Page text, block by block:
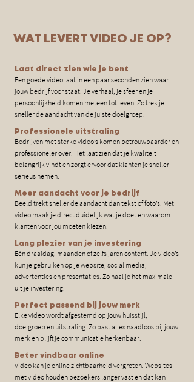
WAT LEVERT VIDEO JE OP?
Laat direct zien wie je bent
Een goede video laat in een paar seconden zien waar
jouw bedrijf voor staat. Je verhaal, je sfeer en je
persoonlijkheid komen meteen tot leven. Zo trek je
sneller de aandacht van de juiste doelgroep.
Professionele uitstraling
Bedrijven met sterke video’s komen betrouwbaarder en
professioneler over. Het laat zien dat je kwaliteit
belangrijk vindt en zorgt ervoor dat klanten je sneller
serieus nemen.
Meer aandacht voor je bedrijf
Beeld trekt sneller de aandacht dan tekst of foto’s. Met
video maak je direct duidelijk wat je doet en waarom
klanten voor jou moeten kiezen.
Lang plezier van je investering
Eén draaidag, maanden of zelfs jaren content. Je video’s
kun je gebruiken op je website, social media,
advertenties en presentaties. Zo haal je het maximale
uit je investering.
Perfect passend bij jouw merk
Elke video wordt afgestemd op jouw huisstijl,
doelgroep en uitstraling. Zo past alles naadloos bij jouw
merk en blijft je communicatie herkenbaar.
Beter vindbaar online
Video kan je online zichtbaarheid vergroten. Websites
met video houden bezoekers langer vast en dat kan